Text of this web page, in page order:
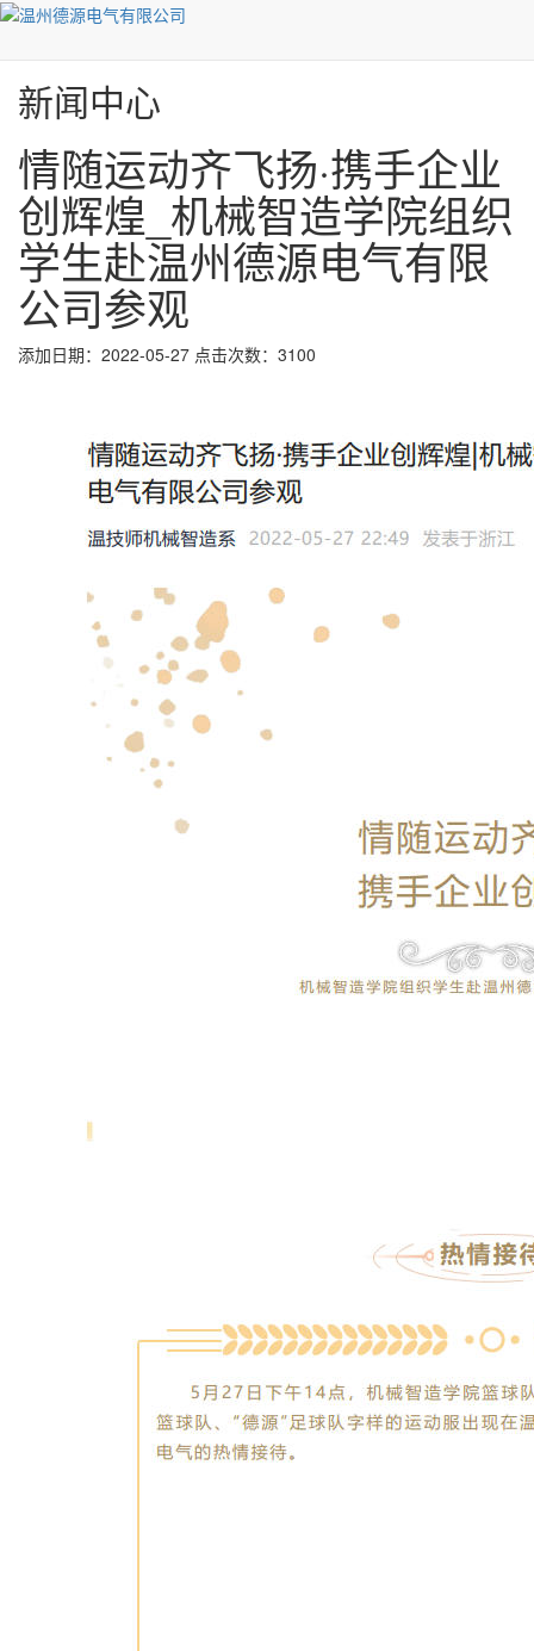
0577-86520257
新闻中心
情随运动齐飞扬·携手企业
创辉煌_机械智造学院组织
学生赴温州德源电气有限
公司参观
添加日期：2022-05-27 点击次数：3100